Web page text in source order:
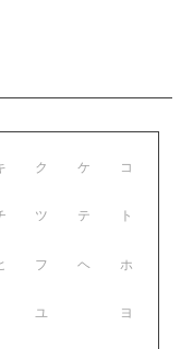
ク ケ コ
ツ テ ト
フ ヘ ホ
ユ ヨ